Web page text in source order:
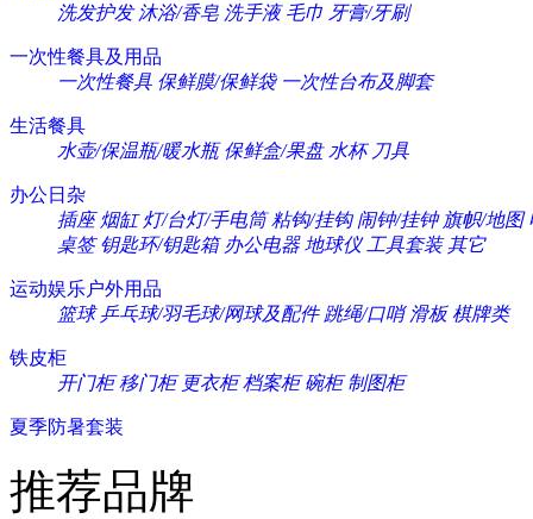
洗发护发 沐浴/香皂 洗手液 毛巾 牙膏/牙刷
一次性餐具及用品
一次性餐具 保鲜膜/保鲜袋 一次性台布及脚套
生活餐具
水壶/保温瓶/暖水瓶 保鲜盒/果盘 水杯 刀具
办公日杂
插座 烟缸 灯/台灯/手电筒 粘钩/挂钩 闹钟/挂钟 旗帜/地图
桌签 钥匙环/钥匙箱 办公电器 地球仪 工具套装 其它
运动娱乐户外用品
篮球 乒乓球/羽毛球/网球及配件 跳绳/口哨 滑板 棋牌类
铁皮柜
开门柜 移门柜 更衣柜 档案柜 碗柜 制图柜
夏季防暑套装
推荐品牌